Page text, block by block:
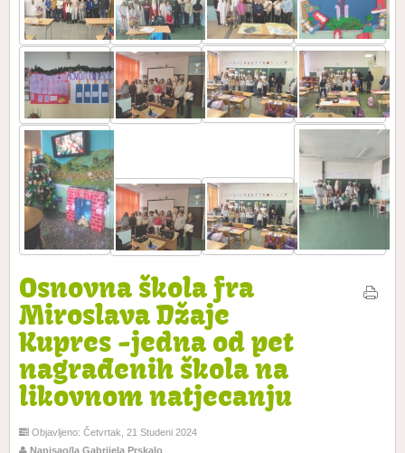
Osnovna škola fra
Miroslava Džaje
Kupres -jedna od pet
nagrađenih škola na
likovnom natjecanju
Objavljeno: Četvrtak, 21 Studeni 2024
Napisao/la Gabrijela Prskalo